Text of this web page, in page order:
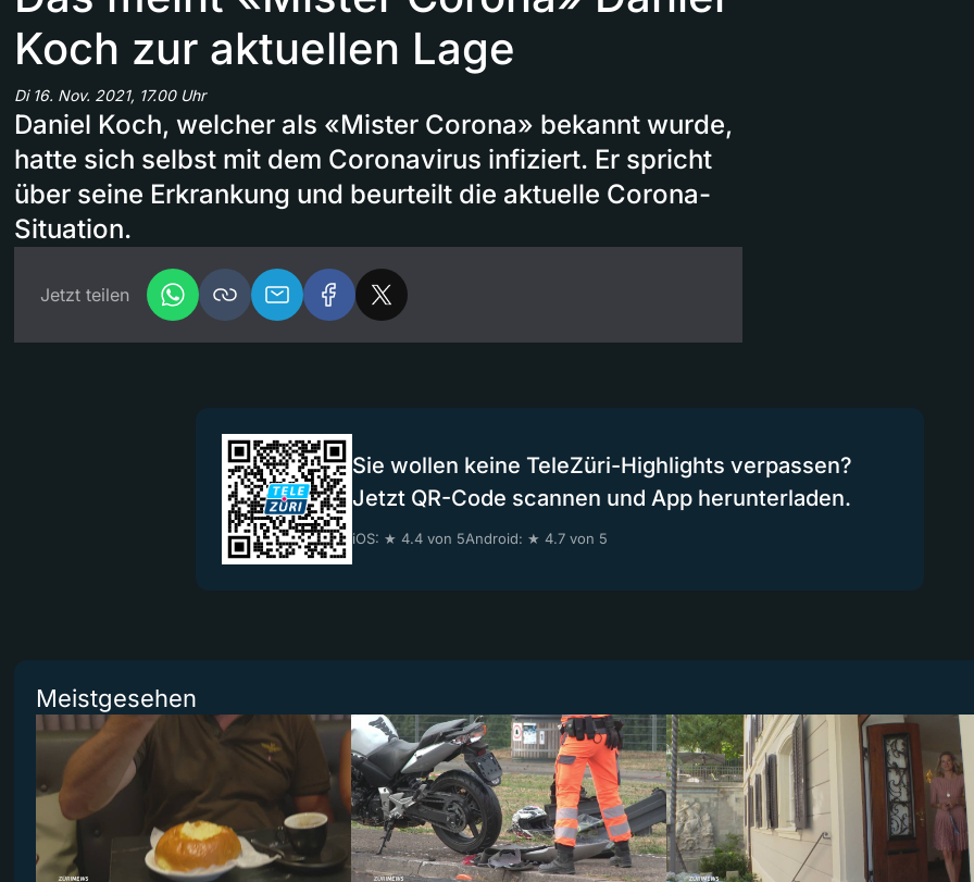
Koch zur aktuellen Lage
Di 16. Nov. 2021, 17.00 Uhr
Daniel Koch, welcher als «Mister Corona» bekannt wurde,
hatte sich selbst mit dem Coronavirus infiziert. Er spricht
über seine Erkrankung und beurteilt die aktuelle Corona-
Situation.
Jetzt teilen
Sie wollen keine TeleZüri-Highlights verpassen?
Jetzt QR-Code scannen und App herunterladen.
iOS: ★ 4.4 von 5Android: ★ 4.7 von 5
Meistgesehen